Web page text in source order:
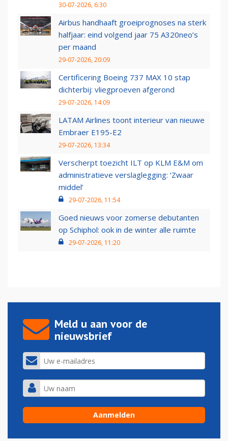
30-07-2026, 6:30
Airbus handhaaft groeiprognoses na sterk
halfjaar: eind volgend jaar 75 A320neo’s
per maand
29-07-2026, 20:09
Certificering Boeing 737 MAX 10 stap
dichterbij: vliegproeven afgerond
29-07-2026, 14:09
LATAM Airlines toont interieur van nieuwe
Embraer E195-E2
29-07-2026, 13:34
Verscherpt toezicht ILT op KLM E&M om
administratieve verslaglegging: ‘Zwaar
middel’
29-07-2026, 11:54
Goed nieuws voor zomerse debutanten
op Schiphol: ook in de winter alle ruimte
29-07-2026, 11:20
Meld u aan voor de
nieuwsbrief